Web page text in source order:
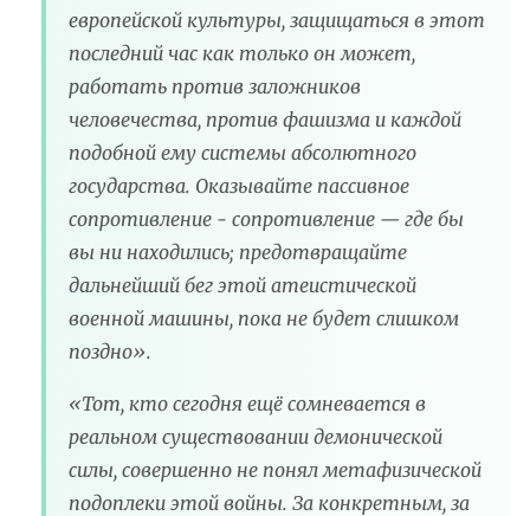
европейской культуры, защищаться в этот
последний час как только он может,
работать против заложников
человечества, против фашизма и каждой
подобной ему системы абсолютного
государства. Оказывайте пассивное
сопротивление - сопротивление — где бы
вы ни находились; предотвращайте
дальнейший бег этой атеистической
военной машины, пока не будет слишком
поздно».
«Тот, кто сегодня ещё сомневается в
реальном существовании демонической
силы, совершенно не понял метафизической
подоплеки этой войны. За конкретным, за